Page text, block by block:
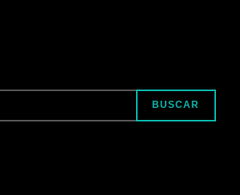
BUSCAR